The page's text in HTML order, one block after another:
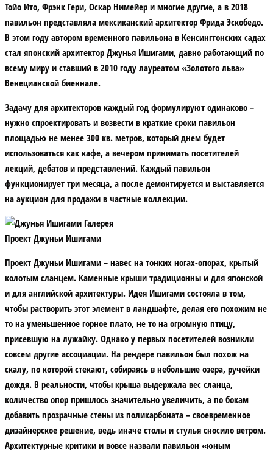
Тойо Ито, Фрэнк Гери, Оскар Нимейер и многие другие, а в 2018
павильон представляла мексиканский архитектор Фрида Эскобедо.
В этом году автором временного павильона в Кенсингтонских садах
стал японский архитектор Джунья Ишигами, давно работающий по
всему миру и ставший в 2010 году лауреатом «Золотого льва»
Венецианской биеннале.
Задачу для архитекторов каждый год формулируют одинаково –
нужно спроектировать и возвести в краткие сроки павильон
площадью не менее 300 кв. метров, который днем будет
использоваться как кафе, а вечером принимать посетителей
лекций, дебатов и представлений. Каждый павильон
функционирует три месяца, а после демонтируется и выставляется
на аукцион для продажи в частные коллекции.
Проект Джуньи Ишигами
Проект Джуньи Ишигами – навес на тонких ногах-опорах, крытый
колотым сланцем. Каменные крыши традиционны и для японской
и для английской архитектуры. Идея Ишигами состояла в том,
чтобы растворить этот элемент в ландшафте, делая его похожим не
то на уменьшенное горное плато, не то на огромную птицу,
присевшую на лужайку. Однако у первых посетителей возникли
совсем другие ассоциации. На рендере павильон был похож на
скалу, по которой стекают, собираясь в небольшие озера, ручейки
дождя. В реальности, чтобы крыша выдержала вес сланца,
количество опор пришлось значительно увеличить, а по бокам
добавить прозрачные стены из поликарбоната – своевременное
дизайнерское решение, ведь иначе столы и стулья сносило ветром.
Архитектурные критики и вовсе назвали павильон «юным